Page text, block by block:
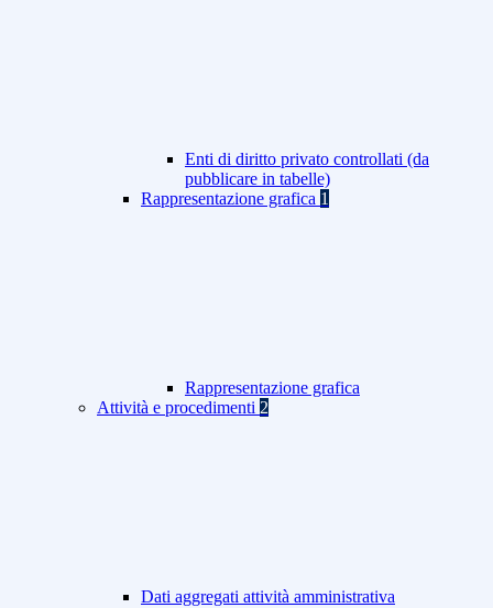
Enti di diritto privato controllati (da
pubblicare in tabelle)
Rappresentazione grafica 1
Rappresentazione grafica
Attività e procedimenti 2
Dati aggregati attività amministrativa